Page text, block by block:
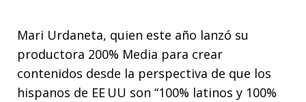
Mari Urdaneta, quien este año lanzó su
productora 200% Media para crear
contenidos desde la perspectiva de que los
hispanos de EE UU son “100% latinos y 100%